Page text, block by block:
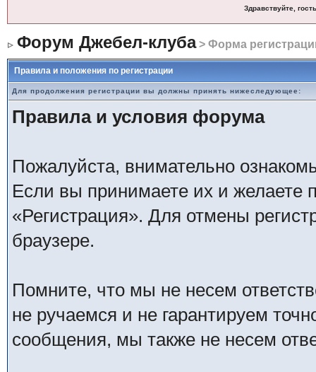
Здравствуйте, гость
Форум Джебел-клуба> Форма
Правила и положения по регистрации
Для продолжения регистрации вы должны принять нижеследующее:
Правила и условия форума
Пожалуйста, внимательно
Если вы принимаете их и желаете
«Регистрация». Для отмены
браузере.
Помните, что мы не несем
не ручаемся и не гарантируем
сообщения, мы также не несем